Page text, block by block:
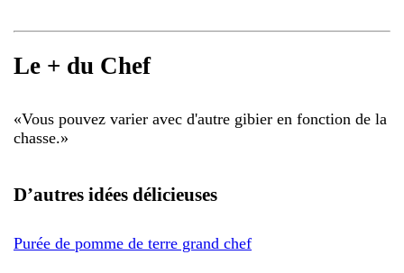
Le + du Chef
«Vous pouvez varier avec d'autre gibier en fonction de la
chasse.»
D’autres idées délicieuses
Purée de pomme de terre grand chef